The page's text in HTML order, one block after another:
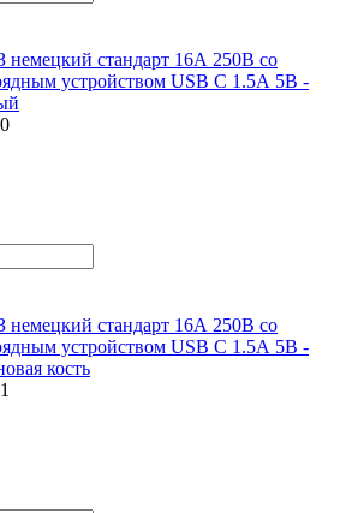
немецкий стандарт 16А 250В со
устройством USB C 1.5А 5В -
немецкий стандарт 16А 250В со
устройством USB C 1.5А 5В -
кость